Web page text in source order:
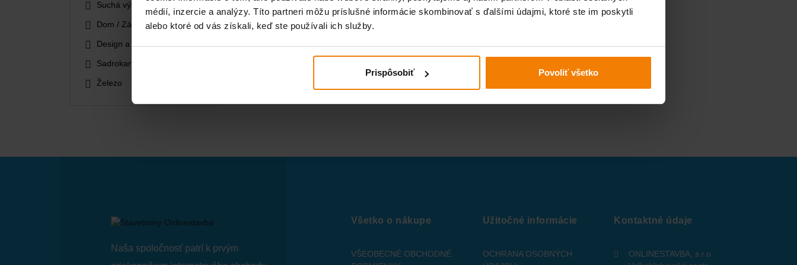
médií, inzercie a analýzy. Títo partneri môžu príslušné informácie skombinovať s ďalšími údajmi, ktoré ste im poskytli
alebo ktoré od vás získali, keď ste používali ich služby.
Prispôsobiť Povoliť všetko
Suchá výstavba
Dom / Záhrada
Design a Bývanie
Sadrokartón
Železo
Naša spoločnosť patrí k prvým
Všetko o nákupe
VŠEOBECNÉ OBCHODNÉ
Užitočné informácie
OCHRANA OSOBNÝCH
Kontaktné údaje
ONLINESTAVBA, s.r.o.